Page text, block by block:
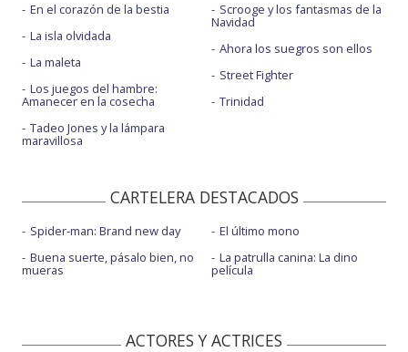
En el corazón de la bestia
La isla olvidada
La maleta
Los juegos del hambre:
Amanecer en la cosecha
Tadeo Jones y la lámpara
maravillosa
Scrooge y los fantasmas de la
Navidad
Ahora los suegros son ellos
Street Fighter
Trinidad
CARTELERA DESTACADOS
Spider-man: Brand new day
Buena suerte, pásalo bien, no
mueras
El último mono
La patrulla canina: La dino
película
ACTORES Y ACTRICES